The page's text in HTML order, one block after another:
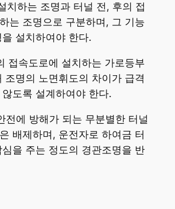
치하는 조명과 터널 전, 후의 접
는 조명으로 구분하며, 그 기능
설치하여야 한다.
접속도로에 설치하는 가로등부
조명의 노면휘도의 차이가 급격
도록 설계하여야 한다.
전에 방해가 되는 무분별한 터널
배제하며, 운전자로 하여금 터
을 주는 정도의 경관조명을 반